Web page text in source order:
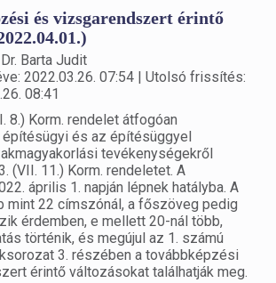
és vizsgarendszert érintő
Barta Judit
2022.03.26. 07:54 | Utolsó frissítés:
08:41
8.) Korm. rendelet átfogóan
és az építésüggyel
tevékenységekről
(VII. 11.) Korm. rendeletet. A
április 1. napján lépnek hatályba. A
mint 22 címszónál, a főszöveg pedig
érdemben, e mellett 20-nál több,
történik, és megújul az 1. számú
3. részében a továbbképzési
érintő változásokat találhatják meg.